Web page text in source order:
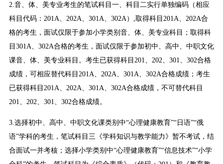
2.音、体、美专业考生的笔试科目一、科目二实行单独编码（相应
科目代码：201A、202A、301A、302A）,取得科目201A、202A合
格的考生，面试仅限于参加小学类别音、体、美专业科目；取得科
目301A、302A合格的考生，面试仅限于参加初中、高中、中职文化
课音、体、美专业科目。考生已获得科目201、202、301、302合格
成绩，可相应替代科目201A、202A、301A、302A合格成绩；考生
已获得科目201A、202A、301A、302A合格成绩，不可替代科目
201、202、301、302合格成绩。
3.选择初中、高中、中职文化课类别中“心理健康教育”“日语”“俄
语”学科的考生，笔试科目三《学科知识与教学能力》暂不考试，结
合面试一并考核；选择小学类别中“心理健康教育”“信息技术”“小学